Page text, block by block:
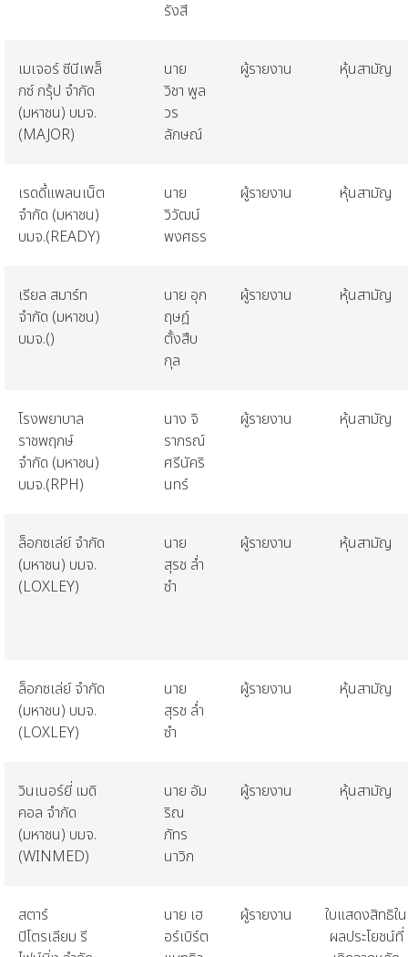
รังสี
เมเจอร์ซีนีเพล็
กซ์ กรุ้ป จำกัด
(มหาชน) บมจ.
(MAJOR)
นาย
วิชา พูล
วร
ลักษณ์
ผู้รายงาน หุ้นสามัญ
เรดดี้แพลนเน็ต
จำกัด (มหาชน)
บมจ.(READY)
นาย
วิวัฒน์
พงศธร
ผู้รายงาน หุ้นสามัญ
เรียล สมาร์ท
จำกัด (มหาชน)
บมจ.()
นาย อุก
ฤษฎ์
ตั้งสืบ
กุล
ผู้รายงาน หุ้นสามัญ
โรงพยาบาล
ราชพฤกษ์
จำกัด (มหาชน)
บมจ.(RPH)
นาง จิ
ราภรณ์
ศรีนัคริ
นทร์
ผู้รายงาน หุ้นสามัญ
ล็อกซเล่ย์ จำกัด
(มหาชน) บมจ.
(LOXLEY)
นาย
สุรช ล่ำ
ซำ
ผู้รายงาน หุ้นสามัญ
ล็อกซเล่ย์ จำกัด
(มหาชน) บมจ.
(LOXLEY)
นาย
สุรช ล่ำ
ซำ
ผู้รายงาน หุ้นสามัญ
วินเนอร์ยี่ เมดิ
คอล จำกัด
(มหาชน) บมจ.
(WINMED)
นาย อัม
ริณ
ภัทร
นาวิก
ผู้รายงาน หุ้นสามัญ
สตาร์
ปิโตรเลียม รี
นาย เฮ
อร์เบิร์ต
ผู้รายงาน
ใบแสดงสิทธิใน
ผลประโยชน์ที่